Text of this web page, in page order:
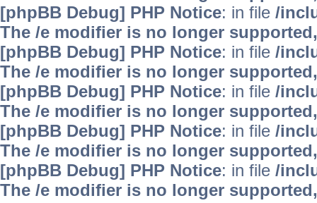
[phpBB Debug] PHP Notice: in file /
The /e modifier is no longer
[phpBB Debug] PHP Notice: in file /
The /e modifier is no longer
[phpBB Debug] PHP Notice: in file /
The /e modifier is no longer
[phpBB Debug] PHP Notice: in file /
The /e modifier is no longer
[phpBB Debug] PHP Notice: in file /
The /e modifier is no longer